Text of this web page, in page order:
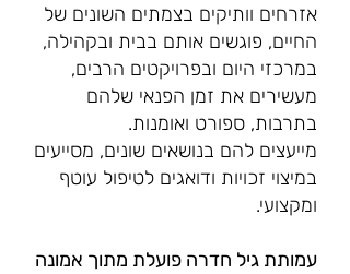
אזרחים וותיקים בצמתים השונים של
החיים, פוגשים אותם בבית ובקהילה,
במרכזי היום ובפרויקטים הרבים,
מעשירים את זמן הפנאי שלהם
בתרבות, ספורט ואומנות.
מייעצים להם בנושאים שונים, מסייעים
במיצוי זכויות ודואגים לטיפול עוטף
ומקצועי.
עמותת גיל חדרה פועלת מתוך אמונה